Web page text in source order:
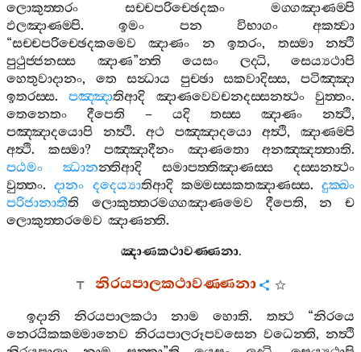
ලොකුත‍්තරං
සච‍්චපරිච‍්ඡෙදකං
මග‍්ගඤාණම‍්පි
ඵලඤාණම‍්පි.ඉමං පන විභාගං
අකත්‍වා
“සච‍්චපරිච‍්ඡෙදකමෙව ඤාණං න ඉතරං, තස‍්මා
නත්‍ථි
පුථුජ‍්ජනස‍්ස
ඤාණ”න‍්ති යෙසං ලද‍්ධි, සෙය්‍යථාපි
හෙතුවාදානං, තෙ සන්‍ධාය පුච‍්ඡා සකවාදිස‍්ස,පටිඤ‍්ඤා
ඉතරස‍්ස.පඤ‍්ඤාතිආදි ඤාණවෙවචනදස‍්සනත්‍ථං වුත‍්තං.
තෙනෙතං
දීපෙති – යදි තස‍්ස ඤාණං නත්‍ථි,
පඤ‍්ඤාදයොපි
නත්‍ථි. අථ පඤ‍්ඤාදයො අත්‍ථි, ඤාණම‍්පි
අත්‍ථි. කස‍්මා? පඤ‍්ඤාදීනං ඤාණතො අනඤ‍්ඤත‍්තාති.
පඨමං
ඣානන‍්තිආදි සමාපත‍්තිඤාණස‍්ස
දස‍්සනත්‍ථං
වුත‍්තං.දානං දදෙය්‍යාතිආදි කම‍්මස‍්සකතඤාණස‍්ස. දුක‍්ඛං
පරිජානාතීති ලොකුත‍්තරමග‍්ගඤාණමෙව දීපෙති,න
ච
ලොකුත‍්තරමෙව ඤාණන‍්ති.
ඤාණකථාවණ‍්ණනා.
නිරයපාලකථාවණ‍්ණනා
ඉදානි නිරයපාලකථා නාම හොති. තත්‍ථ“නිරයෙ
නෙරයිකකම‍්මානෙව නිරයපාලරූපවසෙන වධෙන‍්ති, නත්‍ථි